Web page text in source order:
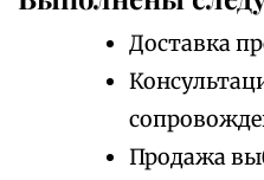
Доставка
Продажа